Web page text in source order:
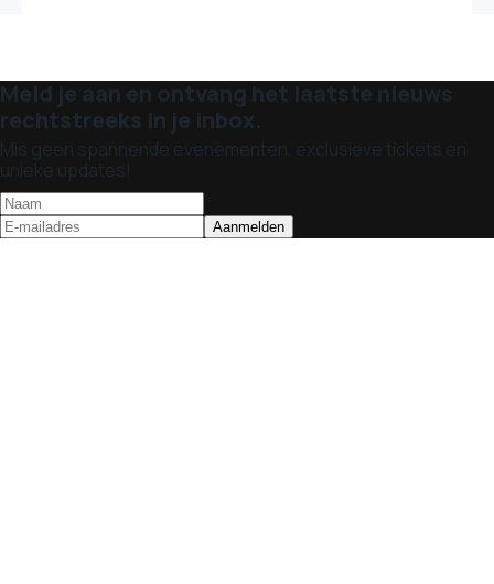
Meld je aan en ontvang het laatste nieuws
rechtstreeks in je inbox.
Mis geen spannende evenementen, exclusieve tickets en
unieke updates!